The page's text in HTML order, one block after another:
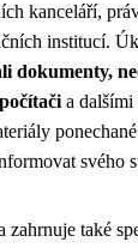
kanceláří,
institucí.
dokumenty,
a
svého
zahrnuje také